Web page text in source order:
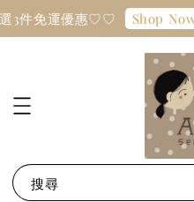
3件免運優惠♡♡ Shop Now
搜尋